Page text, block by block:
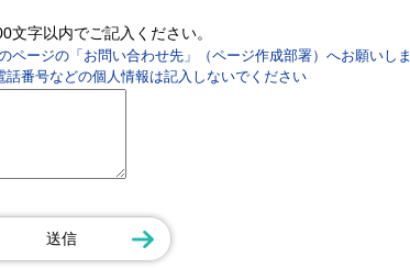
文字以内でご記入ください。
ページの「お問い合わせ先」（ページ作成部署）へお願いしま
番号などの個人情報は記入しないでください